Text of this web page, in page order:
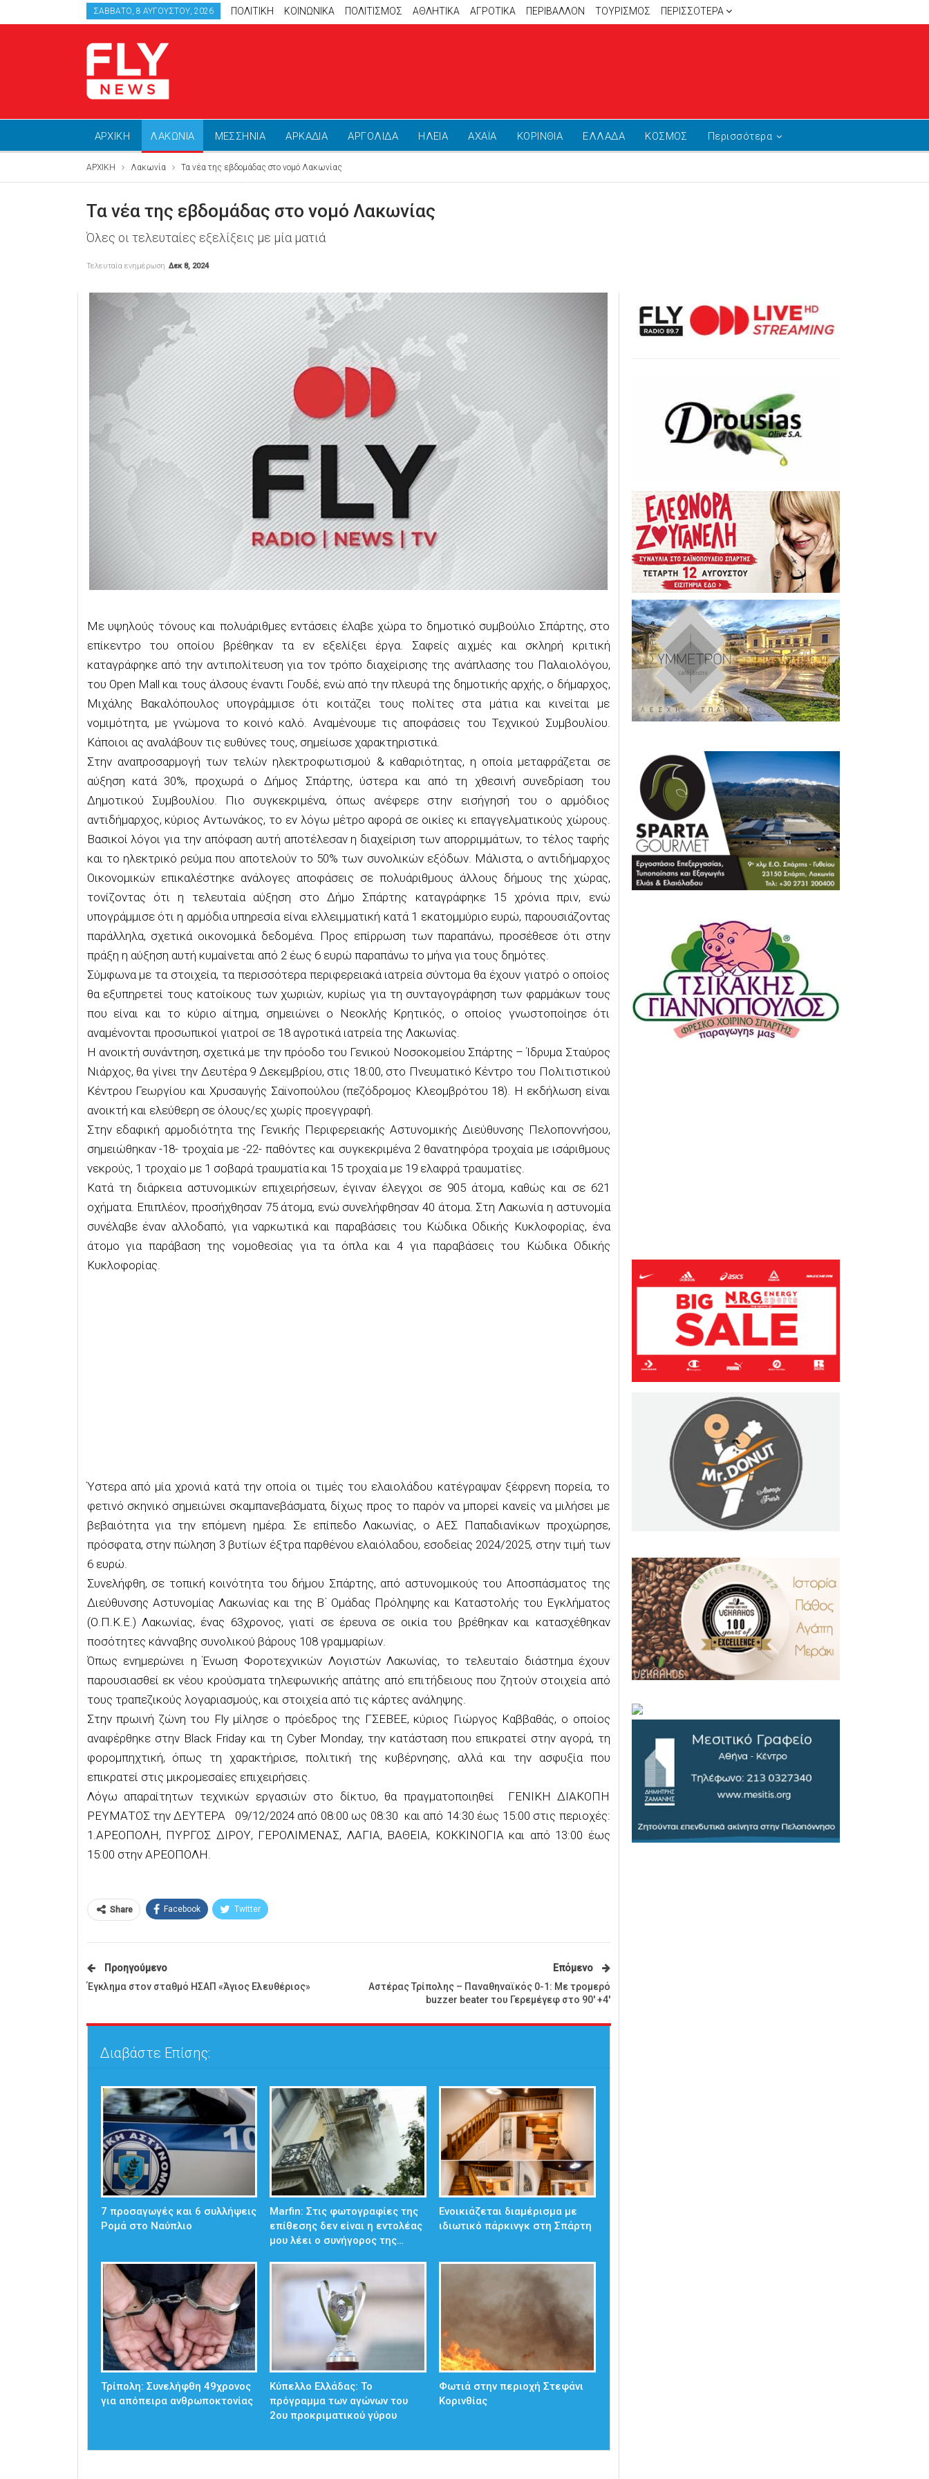
ΣΆΒΒΑΤΟ, 8 ΑΥΓΟΎΣΤΟΥ, 2026 ΠΟΛΙΤΙΚΗ ΚΟΙΝΩΝΙΚΑ ΠΟΛΙΤΙΣΜΟΣ ΑΘΛΗΤΙΚΆ ΑΓΡΟΤΙΚΑ ΠΕΡΙΒΑΛΛΟΝ ΤΟΥΡΙΣΜΟΣ ΠΕΡΙΣΣΌΤΕΡΑ
ΑΡΧΙΚΗ ΛΑΚΩΝΙΑ ΜΕΣΣΗΝΙΑ ΑΡΚΑΔΙΑ ΑΡΓΟΛΙΔΑ ΗΛΕΙΑ ΑΧΑΪΑ ΚΟΡΙΝΘΙΑ ΕΛΛΑΔΑ ΚΟΣΜΟΣ Περισσότερα
ΑΡΧΙΚΗ Λακωνία Τα νέα της εβδομάδας στο νομό Λακωνίας
Τα νέα της εβδομάδας στο νομό Λακωνίας
Όλες οι τελευταίες εξελίξεις με μία ματιά
Τελευταία ενημέρωση Δεκ 8, 2024
Με υψηλούς τόνους και πολυάριθμες εντάσεις έλαβε χώρα το δημοτικό συμβούλιο Σπάρτης, στο
επίκεντρο του οποίου βρέθηκαν τα εν εξελίξει έργα. Σαφείς αιχμές και σκληρή κριτική
καταγράφηκε από την αντιπολίτευση για τον τρόπο διαχείρισης της ανάπλασης του Παλαιολόγου,
του Open Mall και τους άλσους έναντι Γουδέ, ενώ από την πλευρά της δημοτικής αρχής, ο δήμαρχος,
Μιχάλης Βακαλόπουλος υπογράμμισε ότι κοιτάζει τους πολίτες στα μάτια και κινείται με
νομιμότητα, με γνώμονα το κοινό καλό. Αναμένουμε τις αποφάσεις του Τεχνικού Συμβουλίου.
Κάποιοι ας αναλάβουν τις ευθύνες τους, σημείωσε χαρακτηριστικά.
Στην αναπροσαρμογή των τελών ηλεκτροφωτισμού & καθαριότητας, η οποία μεταφράζεται σε
αύξηση κατά 30%, προχωρά ο Δήμος Σπάρτης, ύστερα και από τη χθεσινή συνεδρίαση του
Δημοτικού Συμβουλίου. Πιο συγκεκριμένα, όπως ανέφερε στην εισήγησή του ο αρμόδιος
αντιδήμαρχος, κύριος Αντωνάκος, το εν λόγω μέτρο αφορά σε οικίες κι επαγγελματικούς χώρους.
Βασικοί λόγοι για την απόφαση αυτή αποτέλεσαν η διαχείριση των απορριμμάτων, το τέλος ταφής
και το ηλεκτρικό ρεύμα που αποτελούν το 50% των συνολικών εξόδων. Μάλιστα, ο αντιδήμαρχος
Οικονομικών επικαλέστηκε ανάλογες αποφάσεις σε πολυάριθμους άλλους δήμους της χώρας,
τονίζοντας ότι η τελευταία αύξηση στο Δήμο Σπάρτης καταγράφηκε 15 χρόνια πριν, ενώ
υπογράμμισε ότι η αρμόδια υπηρεσία είναι ελλειμματική κατά 1 εκατομμύριο ευρώ, παρουσιάζοντας
παράλληλα, σχετικά οικονομικά δεδομένα. Προς επίρρωση των παραπάνω, προσέθεσε ότι στην
πράξη η αύξηση αυτή κυμαίνεται από 2 έως 6ευρώ παραπάνω το μήνα για τους δημότες.
Σύμφωνα με τα στοιχεία, τα περισσότερα περιφερειακά ιατρεία σύντομα θα έχουν γιατρό ο οποίος
θα εξυπηρετεί τους κατοίκους των χωριών, κυρίως για τη συνταγογράφηση των φαρμάκων τους
που είναι και το κύριο αίτημα, σημειώνει ο Νεοκλής Κρητικός, ο οποίος γνωστοποίησε ότι
αναμένονται προσωπικοί γιατροί σε 18 αγροτικά ιατρεία της Λακωνίας.
Η ανοικτή συνάντηση, σχετικά με την πρόοδο του Γενικού Νοσοκομείου Σπάρτης – Ίδρυμα Σταύρος
Νιάρχος, θα γίνει την Δευτέρα 9 Δεκεμβρίου, στις 18:00, στο Πνευματικό Κέντρο του Πολιτιστικού
Κέντρου Γεωργίου και Χρυσαυγής Σαϊνοπούλου (πεζόδρομος Κλεομβρότου 18). Η εκδήλωση είναι
ανοικτή και ελεύθερη σε όλους/ες χωρίς προεγγραφή.
Στην εδαφική αρμοδιότητα της Γενικής Περιφερειακής Αστυνομικής Διεύθυνσης Πελοποννήσου,
σημειώθηκαν -18- τροχαία με -22- παθόντες και συγκεκριμένα 2 θανατηφόρα τροχαία με ισάριθμους
νεκρούς, 1 τροχαίο με 1 σοβαρά τραυματία και 15 τροχαία με 19 ελαφρά τραυματίες.
Κατά τη διάρκεια αστυνομικών επιχειρήσεων, έγιναν έλεγχοι σε 905 άτομα, καθώς και σε 621
οχήματα. Επιπλέον, προσήχθησαν 75 άτομα, ενώ συνελήφθησαν 40 άτομα. Στη Λακωνία η αστυνομία
συνέλαβε έναν αλλοδαπό, για ναρκωτικά και παραβάσεις του Κώδικα Οδικής Κυκλοφορίας, ένα
άτομο για παράβαση της νομοθεσίας για τα όπλα και 4 για παραβάσεις του Κώδικα Οδικής
Κυκλοφορίας.
Ύστερα από μία χρονιά κατά την οποία οι τιμές του ελαιολάδου κατέγραψαν ξέφρενη πορεία, το
φετινό σκηνικό σημειώνει σκαμπανεβάσματα, δίχως προς το παρόν να μπορεί κανείς να μιλήσει με
βεβαιότητα για την επόμενη ημέρα. Σε επίπεδο Λακωνίας, ο ΑΕΣ Παπαδιανίκων προχώρησε,
πρόσφατα, στην πώληση 3 βυτίων έξτρα παρθένου ελαιόλαδου, εσοδείας 2024/2025, στην τιμή των
6 ευρώ.
Συνελήφθη, σε τοπική κοινότητα του δήμου Σπάρτης, από αστυνομικούς του Αποσπάσματος της
Διεύθυνσης Αστυνομίας Λακωνίας και της Β΄ Ομάδας Πρόληψης και Καταστολής του Εγκλήματος
(Ο.Π.Κ.Ε.) Λακωνίας, ένας 63χρονος, γιατί σε έρευνα σε οικία του βρέθηκαν και κατασχέθηκαν
ποσότητες κάνναβης συνολικού βάρους 108 γραμμαρίων.
Όπως ενημερώνει η Ένωση Φοροτεχνικών Λογιστών Λακωνίας, το τελευταίο διάστημα έχουν
παρουσιασθεί εκ νέου κρούσματα τηλεφωνικής απάτης από επιτήδειους που ζητούν στοιχεία από
τους τραπεζικούς λογαριασμούς, και στοιχεία από τις κάρτες ανάληψης.
Στην πρωινή ζώνη του Fly μίλησε ο πρόεδρος της ΓΣΕΒΕΕ, κύριος Γιώργος Καββαθάς, ο οποίος
αναφέρθηκε στην Black Friday και τη Cyber Monday, την κατάσταση που επικρατεί στην αγορά, τη
φορομπηχτική, όπως τη χαρακτήρισε, πολιτική της κυβέρνησης, αλλά και την ασφυξία που
επικρατεί στις μικρομεσαίες επιχειρήσεις.
Λόγω απαραίτητων τεχνικών εργασιών στο δίκτυο, θα πραγματοποιηθεί ΓΕΝΙΚΗ ΔΙΑΚΟΠΗ
ΡΕΥΜΑΤΟΣ την ΔΕΥΤΕΡΑ 09/12/2024 από 08:00 ως 08:30 και από 14:30 έως 15:00 στις περιοχές:
1.ΑΡΕΟΠΟΛΗ, ΠΥΡΓΟΣ ΔΙΡΟΥ, ΓΕΡΟΛΙΜΕΝΑΣ, ΛΑΓΙΑ, ΒΑΘΕΙΑ, ΚΟΚΚΙΝΟΓΙΑ και από 13:00 έως
15:00 στην ΑΡΕΟΠΟΛΗ.
Share Facebook Twitter
Προηγούμενο
Έγκλημα στον σταθμό ΗΣΑΠ «Άγιος Ελευθέριος»
Επόμενο
Αστέρας Τρίπολης – Παναθηναϊκός 0-1: Με τρομερό
buzzer beater του Γερεμέγεφ στο 90′ +4′
Διαβάστε Επίσης:
7 προσαγωγές και 6 συλλήψεις
Ρομά στο Ναύπλιο
Marfin: Στις φωτογραφίες της
επίθεσης δεν είναι η εντολέας
μου λέει ο συνήγορος της…
Ενοικιάζεται διαμέρισμα με
ιδιωτικό πάρκινγκ στη Σπάρτη
Τρίπολη: Συνελήφθη 49χρονος
για απόπειρα ανθρωποκτονίας
Κύπελλο Ελλάδας: Το
πρόγραμμα των αγώνων του
2ου προκριματικού γύρου
Φωτιά στην περιοχή Στεφάνι
Κορινθίας